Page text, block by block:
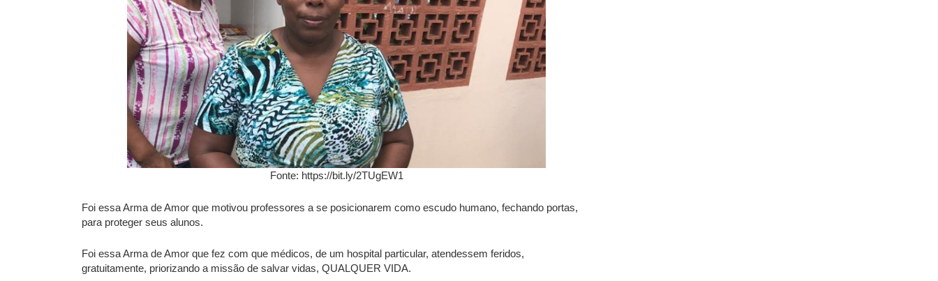
Fonte: https://bit.ly/2TUgEW1
Foi essa Arma de Amor que motivou professores a se posicionarem como escudo humano, fechando portas,
para proteger seus alunos.
Foi essa Arma de Amor que fez com que médicos, de um hospital particular, atendessem feridos,
gratuitamente, priorizando a missão de salvar vidas, QUALQUER VIDA.